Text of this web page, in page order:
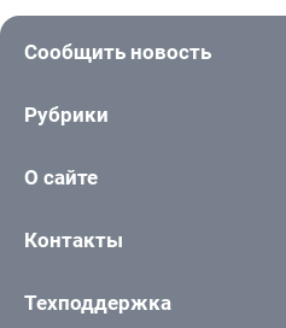
Сообщить новость
Рубрики
О сайте
Контакты
Техподдержка